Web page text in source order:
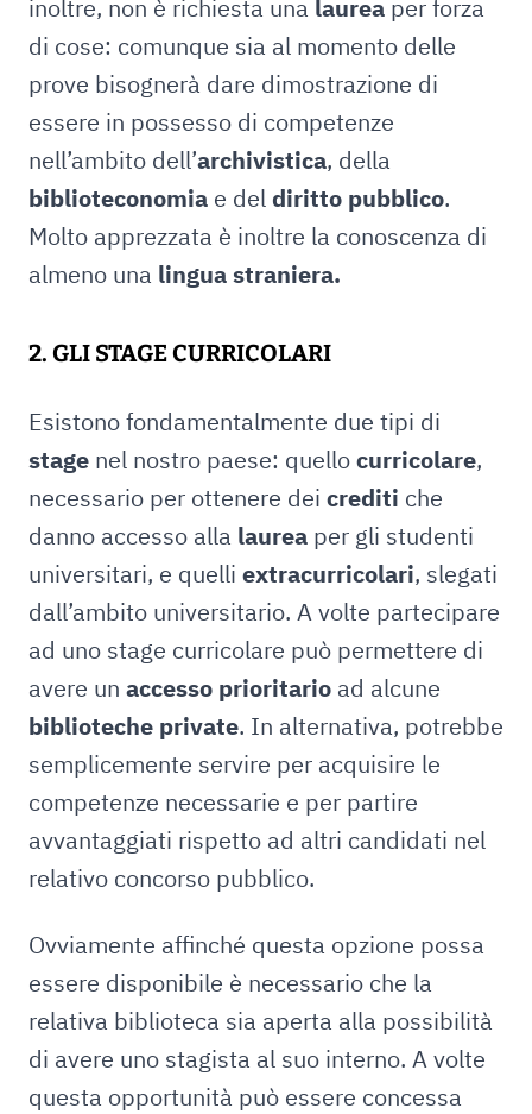
inoltre, non è richiesta una laurea per forza
di cose: comunque sia al momento delle
prove bisognerà dare dimostrazione di
essere in possesso di competenze
nell’ambito dell’archivistica, della
biblioteconomia e del diritto pubblico.
Molto apprezzata è inoltre la conoscenza di
almeno una lingua straniera.
2. GLI STAGE CURRICOLARI
Esistono fondamentalmente due tipi di
stage nel nostro paese: quellocurricolare,
necessario per ottenere dei crediti che
danno accesso alla laurea per gli studenti
universitari, e quelli extracurricolari, slegati
dall’ambito universitario. A volte partecipare
ad uno stage curricolare può permettere di
avere un accesso prioritario ad alcune
biblioteche private. In alternativa, potrebbe
semplicemente servire per acquisire le
competenze necessarie e per partire
avvantaggiati rispetto ad altri candidati nel
relativo concorso pubblico.
Ovviamente affinché questa opzione possa
essere disponibile è necessario che la
relativa biblioteca sia aperta alla possibilità
di avere uno stagista al suo interno. A volte
questa opportunità può essere concessa